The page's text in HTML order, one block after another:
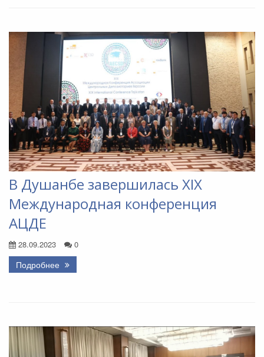
В Душанбе завершилась ХIX
Международная конференция
АЦДЕ
28.09.2023 0
Подробнее